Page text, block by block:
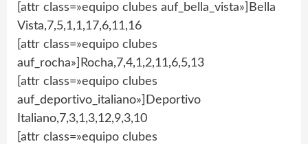
[attr class=»equipo clubes auf_bella_vista»]Bella
Vista,7,5,1,1,17,6,11,16
[attr class=»equipo clubes
auf_rocha»]Rocha,7,4,1,2,11,6,5,13
[attr class=»equipo clubes
auf_deportivo_italiano»]Deportivo
Italiano,7,3,1,3,12,9,3,10
[attr class=»equipo clubes